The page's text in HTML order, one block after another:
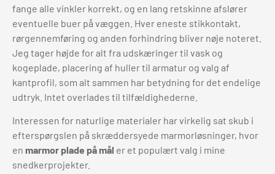
fange alle vinkler korrekt, og en lang retskinne afslører
eventuelle buer på væggen. Hver eneste stikkontakt,
rørgennemføring og anden forhindring bliver nøje noteret.
Jeg tager højde for alt fra udskæringer til vask og
kogeplade, placering af huller til armatur og valg af
kantprofil, som alt sammen har betydning for det endelige
udtryk. Intet overlades til tilfældighederne.
Interessen for naturlige materialer har virkelig sat skub i
efterspørgslen på skræddersyede marmorløsninger, hvor
en marmor plade på mål er et populært valg i mine
snedkerprojekter.